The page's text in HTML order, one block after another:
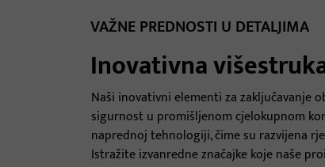
VAŽNE PREDNOSTI U DETALJIMA
Inovativna
Naši inovativni elementi za zaključavanje
sigurnost u promišljenom cjelokupnom
naprednoj tehnologiji, čime su razvijena
Istražite izvanredne značajke koje naše